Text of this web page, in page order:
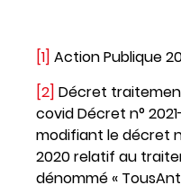
[1] Action Publique
[2] Décret
covid Décret n°
modifiant le décret
2020 relatif au
dénommé «